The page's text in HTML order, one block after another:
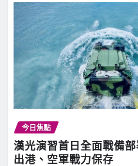
今日焦點
漢光演習首日全面戰備
出港、空軍戰力保存